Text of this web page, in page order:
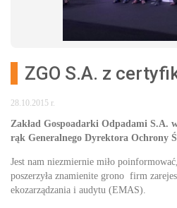
ZGO S.A. z
28.10.2015 r.
Zakład Gospoadarki Odpadami S.A.
rąk Generalnego Dyrektora Ochrony
Jest nam niezmiernie miło
poszerzyła znamienite grono firm
ekozarządzania i audytu (EMAS).